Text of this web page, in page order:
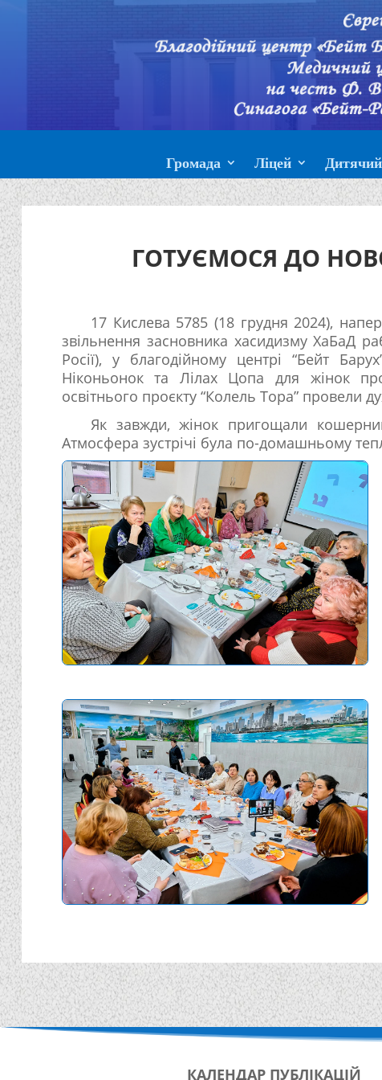
Громада Ліцей
ГОТУЄМОСЯ ДО
17 Кислева 5785 (18 грудня 2024),
звільнення засновника хасидизму ХаБаД
Росії), у благодійному центрі “Бейт
Ніконьонок та Лілах Цопа для жінок
освітнього проєкту “Колель Тора” провели
Як завжди, жінок пригощали
Атмосфера зустрічі була по-домашньому
КАЛЕНДАР ПУБЛІКАЦІЙ